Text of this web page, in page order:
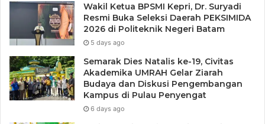
Wakil Ketua BPSMI Kepri, Dr. Suryadi
Resmi Buka Seleksi Daerah PEKSIMIDA
2026 di Politeknik Negeri Batam
5 days ago
Semarak Dies Natalis ke-19, Civitas
Akademika UMRAH Gelar Ziarah
Budaya dan Diskusi Pengembangan
Kampus di Pulau Penyengat
6 days ago